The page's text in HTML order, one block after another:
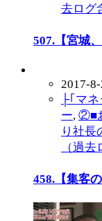
去ログ
507.【宮城
2017-
├｢マネ
ー, ②■
り社長
（過去
458.【集客